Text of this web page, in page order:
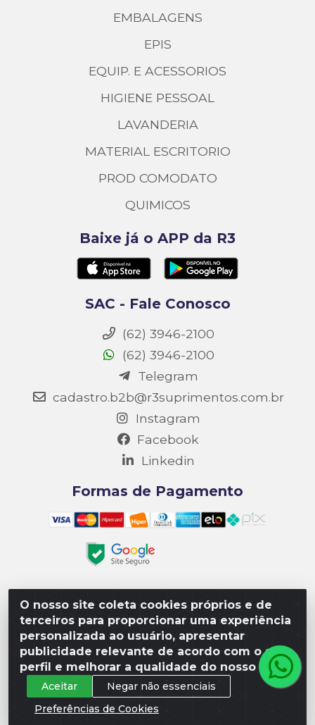
O nosso site coleta cookies próprios e de
terceiros para proporcionar uma experiência
personalizada ao usuário, apresentar
publicidade relevante de acordo com o seu
perfil e melhorar a qualidade do nosso site.
Aceitar
Negar não essenciais
Preferências de Cookies
EMBALAGENS
EPIS
EQUIP. E ACESSORIOS
HIGIENE PESSOAL
LAVANDERIA
MATERIAL ESCRITORIO
PROD COMODATO
QUIMICOS
Baixe já o APP da R3
SAC - Fale Conosco
(62) 3946-2100
(62) 3946-2100
Telegram
cadastro.b2b@r3suprimentos.com.br
Instagram
Facebook
Linkedin
Formas de Pagamento
Matriz R3 Suprimentos - Rua 14, Polo Empresarial Goiás
– Etapa III, Quadra: 15; Lote 04, Aparecida de
Goiânia/GO, CEP 74985-182. - CNPJ 10.641.901/0001-16